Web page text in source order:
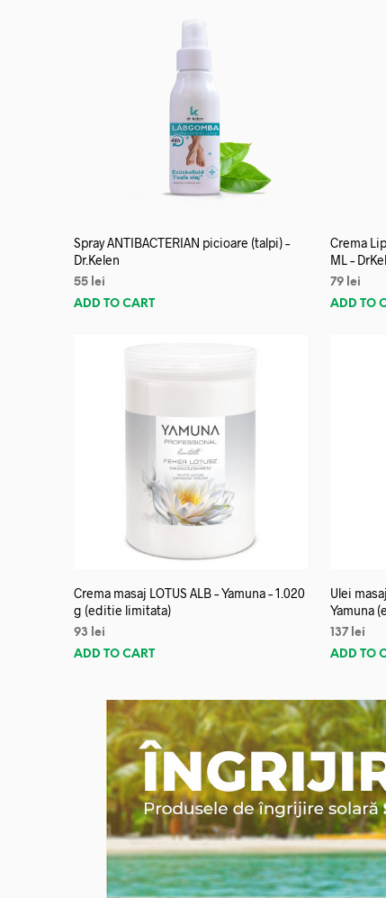
Spray ANTIBACTERIAN picioare (talpi) –
Dr.Kelen
55 lei
ADD TO CART
Crema
ML –
79 lei
ADD TO
Crema masaj LOTUS ALB – Yamuna – 1.020
g (editie limitata)
93
lei
ADD TO CART
Ulei
Yamuna
137 lei
ADD TO